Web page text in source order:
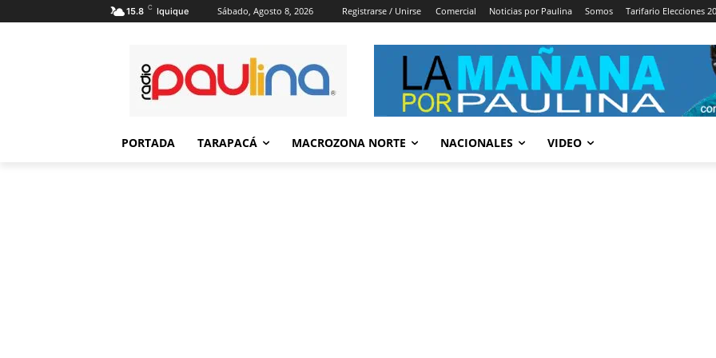
15.8 C Iquique Sábado, Agosto 8, 2026 Registrarse / Unirse Comercial Noticias por Paulina Somos Tarifario Elecciones
PORTADA TARAPACÁ MACROZONA NORTE NACIONALES VIDEO